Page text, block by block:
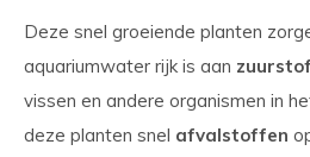
Deze snel groeiende planten
aquariumwater rijk is aan zuurstof
vissen en andere organismen in
deze planten snel afvalstoffen